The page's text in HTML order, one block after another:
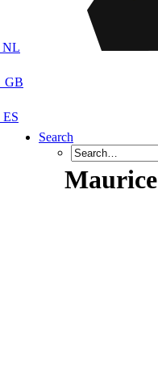
Search
Maurice